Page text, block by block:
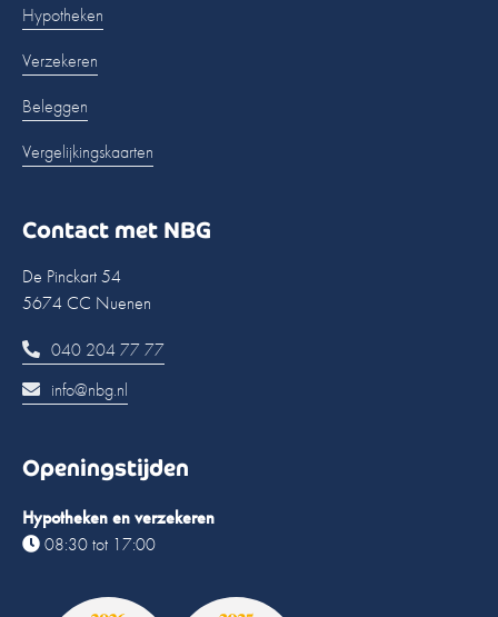
Hypotheken
Verzekeren
Beleggen
Vergelijkingskaarten
Contact met NBG
De Pinckart 54
5674 CC Nuenen
040 204 77 77
info@nbg.nl
Openingstijden
Hypotheken en verzekeren
08:30 tot 17:00